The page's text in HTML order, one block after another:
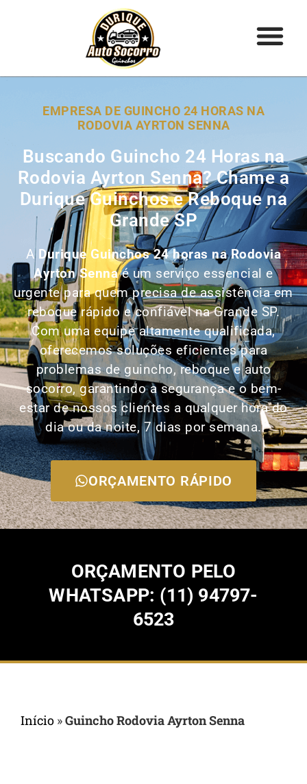
EMPRESA DE GUINCHO 24 HORAS NA
RODOVIA AYRTON SENNA
Buscando Guincho 24 Horas na
Rodovia Ayrton Senna? Chame a
Durique Guinchos e Reboque na
Grande SP
ADurique Guinchos 24 horas na Rodovia
Ayrton Sennaé um serviço essencial e
urgente para quem precisa de assistência em
reboque rápido e confiável na Grande SP.
Com uma equipe altamente qualificada,
oferecemos soluções eficientes para
problemas de guincho, reboque e auto
socorro, garantindo a segurança e o bem-
estar de nossos clientes a qualquer hora do
dia ou da noite, 7 dias por semana.
ORÇAMENTO RÁPIDO
ORÇAMENTO PELO
WHATSAPP: (11) 94797-
6523
Início »Guincho Rodovia Ayrton Senna